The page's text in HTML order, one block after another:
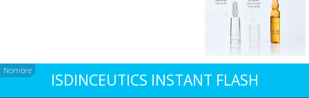
Nombre
ISDINCEUTICS INSTANT FLASH